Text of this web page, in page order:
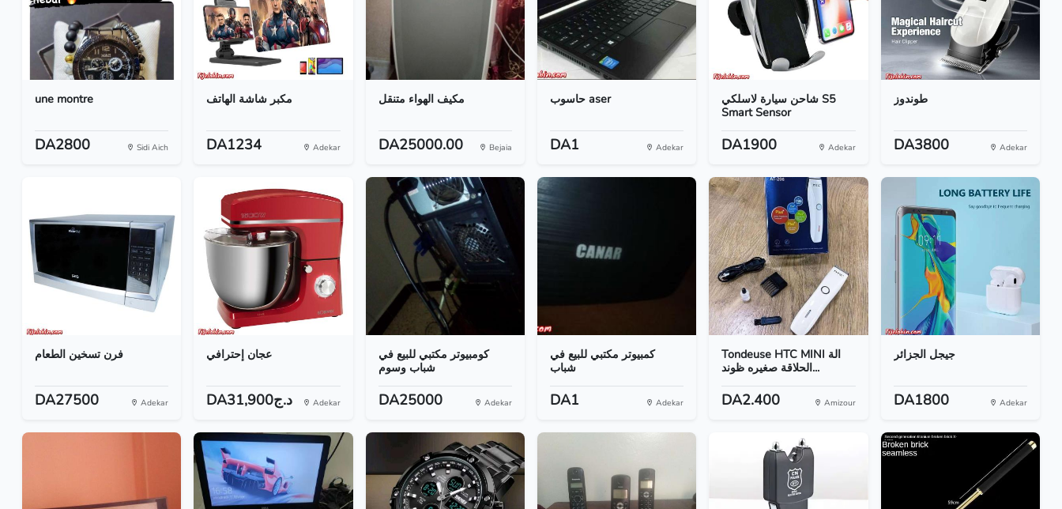
une montre
DA2800 Sidi Aich
مكبر شاشة الهاتف
DA1234 Adekar
مكيف الهواء متنقل
DA25000.00 Bejaia
حاسوب aser
DA1 Adekar
شاحن سيارة لاسلكي S5
Smart Sensor
DA1900 Adekar
طوندوز
DA3800 Adekar
فرن تسخين الطعام
DA27500 Adekar
عجان إحترافي
DA31,900د.ج Adekar
كومبيوتر مكتبي للبيع في
شباب وسوم
DA25000 Adekar
كمبيوتر مكتبي للبيع في
شباب
DA1 Adekar
Tondeuse HTC MINI الة
الحلاقة صغيره ظوند...
DA2.400 Amizour
جيجل الجزائر
DA1800 Adekar